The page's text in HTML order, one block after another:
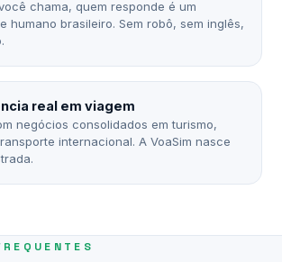
chama, quem responde é um
humano brasileiro. Sem robô, sem inglês,
real em viagem
negócios consolidados em turismo,
internacional. A VoaSim nasce